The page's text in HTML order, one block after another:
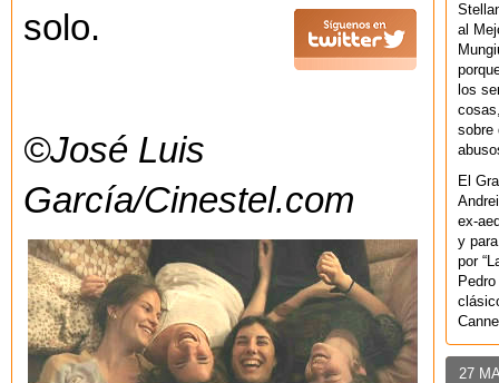
solo.
©José Luis
García/Cinestel.com
al
los
sobre
El
ex-
y
por
27